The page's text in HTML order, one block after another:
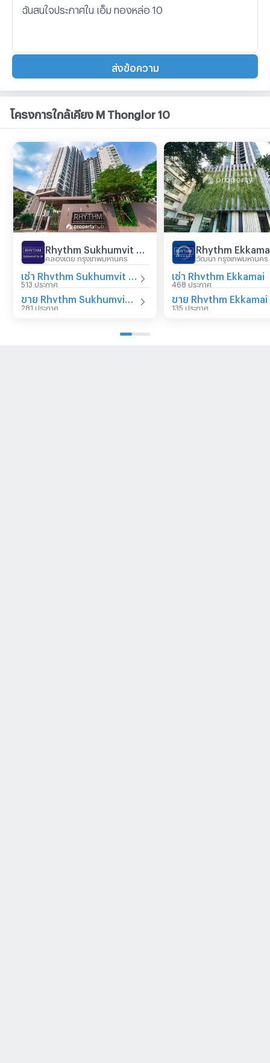
ส่งข้อความ
โครงการใกล้เคียง M Thonglor 10
คลองเตย กรุงเทพมหานคร
513 ประกาศ
281 ประกาศ
Rhythm
วัฒนา กรุงเทพมหานคร
เช่า Rhythm Ekkamai
468 ประกาศ
ขาย Rhythm Ekkamai
135 ประกาศ